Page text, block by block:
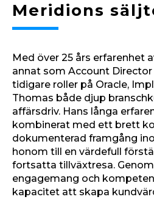
Meridions
Med över 25 års erfarenhet
annat som Account
tidigare roller på Oracle,
Thomas både djup
affärsdriv. Hans långa
kombinerat med ett brett
dokumenterad framgång
honom till en värdefull
fortsatta tillväxtresa.
engagemang och
kapacitet att skapa